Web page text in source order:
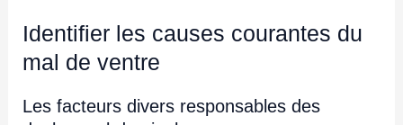
Identifier les causes courantes du
mal de ventre
Les facteurs divers responsables des